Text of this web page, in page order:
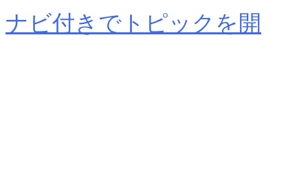
ナビ付きでトピックを開